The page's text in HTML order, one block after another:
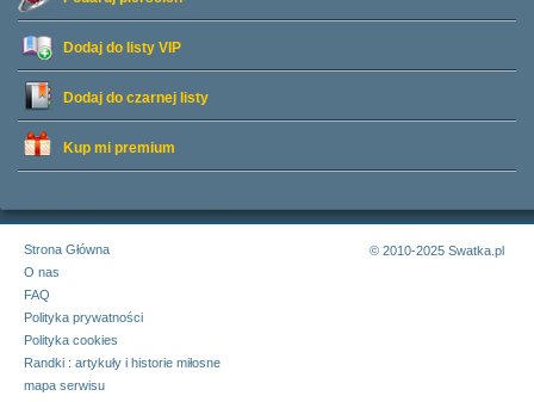
Dodaj do listy VIP
Dodaj do czarnej listy
Kup mi premium
Strona Główna
O nas
FAQ
Polityka prywatności
Polityka cookies
Randki : artykuły i historie miłosne
mapa serwisu
© 2010-2025 Swatka.pl